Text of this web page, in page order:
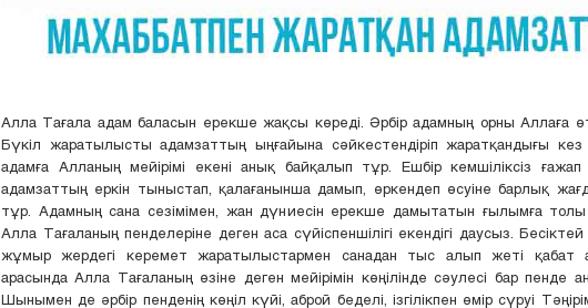
Алла Тағала адам баласын ерекше жақсы көреді. Әрбір адамның орны Аллаға
Бүкіл жаратылысты адамзаттың ыңғайына сәйкестендіріп жаратқандығы кез
адамға Алланың мейірімі екені анық байқалып тұр. Ешбір кемшіліксіз
адамзаттың еркін тыныстап, қалағанынша дамып, өркендеп өсуіне барлық
тұр. Адамның сана сезімімен, жан дүниесін ерекше дамытатын ғылымға
Алла Тағаланың пенделеріне деген аса сүйіспеншілігі екендігі даусыз. Бесіктей
жұмыр жердегі керемет жаратылыстармен санадан тыс алып жеті қабат
арасында Алла Тағаланың өзіне деген мейірімін көңілінде сәулесі бар пенде
Шынымен де әрбір пенденің көңіл күйі, аброй беделі, ізгілікпен өмір сүруі